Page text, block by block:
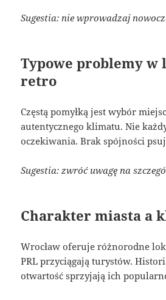
Sugestia: nie wprowadzaj
Typowe problemy w
retro
Częstą pomyłką jest wybór
autentycznego klimatu. Nie
oczekiwania. Brak spójności
Sugestia: zwróć uwagę na
Charakter miasta a
Wrocław oferuje różnorodne
PRL przyciągają turystów.
otwartość sprzyjają ich